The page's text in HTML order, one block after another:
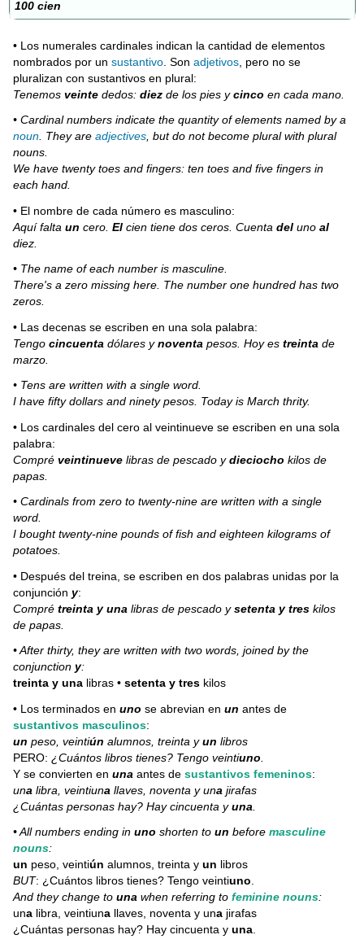
100 cien
• Los numerales cardinales indican la cantidad de elementos
nombrados por unsustantivo . Sonadjetivos , pero no se
pluralizan con sustantivos en plural:
Tenemosveinte dedos:diez de los pies ycinco en cada mano.
• Cardinal numbers indicate the quantity of elements named by a
noun. They areadjectives, but do not become plural with plural
nouns.
We have twenty toes and fingers: ten toes and five fingers in
each hand.
• El nombre de cada número es masculino:
Aquí faltaun cero.Elcien tiene dos ceros. Cuentadel unoal
diez.
• The name of each number is masculine.
There's a zero missing here. The number one hundred has two
zeros.
• Las decenas se escriben en una sola palabra:
Tengocincuenta dólares ynoventa pesos. Hoy estreinta de
marzo.
• Tens are written with a single word.
I have fifty dollars and ninety pesos. Today is March thrity.
• Los cardinales del cero al veintinueve se escriben en una sola
palabra:
Compréveintinueve libras de pescado ydieciocho kilos de
papas.
• Cardinals from zero to twenty-nine are written with a single
word.
I bought twenty-nine pounds of fish and eighteen kilograms of
potatoes.
• Después del treina, se escriben en dos palabras unidas por la
conjunción y:
Comprétreinta y una libras de pescado ysetenta y tres kilos
de papas.
• After thirty, they are written with two words, joined by the
conjunction y:
treinta y una libras •setenta y tres kilos
• Los terminados enuno se abrevian enun antes de
sustantivos masculinos:
un peso, veintiún alumnos, treinta yun libros
PERO:¿Cuántos libros tienes? Tengo veintiuno
Y se convierten enuna antes desustantivos femeninos:
una libra, veintiuna llaves, noventa y una jirafas
¿Cuántas personas hay? Hay cincuenta yuna
• All numbers ending inuno shorten toun beforemasculine
nouns:
un peso, veintiún alumnos, treinta yun libros
BUT: ¿Cuántos libros tienes? Tengo veintiuno.
And they change touna when referring tofeminine nouns:
una libra, veintiuna llaves, noventa y una jirafas
¿Cuántas personas hay? Hay cincuenta yuna.